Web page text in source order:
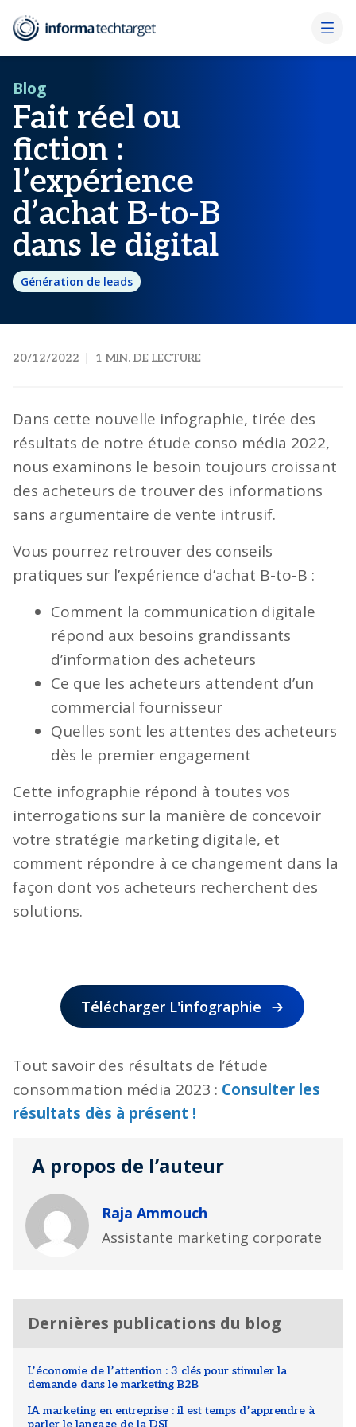
Blog
Fait réel ou
fiction :
l’expérience
d’achat B-to-B
dans le digital
Génération de leads
20/12/2022 1 MIN. DE LECTURE
Dans cette nouvelle infographie, tirée des
résultats de notre étude conso média 2022,
nous examinons le besoin toujours croissant
des acheteurs de trouver des informations
sans argumentaire de vente intrusif.
Vous pourrez retrouver des conseils
pratiques sur l’expérience d’achat B-to-B :
Comment la communication digitale
répond aux besoins grandissants
d’information des acheteurs
Ce que les acheteurs attendent d’un
commercial fournisseur
Quelles sont les attentes des acheteurs
dès le premier engagement
Cette infographie répond à toutes vos
interrogations sur la manière de concevoir
votre stratégie marketing digitale, et
comment répondre à ce changement dans la
façon dont vos acheteurs recherchent des
solutions.
Télécharger L'infographie
Tout savoir des résultats de l’étude
consommation média 2023 : Consulter les
résultats dès à présent !
A propos de l’auteur
Raja Ammouch
Assistante marketing corporate
Dernières publications du blog
L’économie de l’attention : 3 clés pour stimuler la
demande dans le marketing B2B
IA marketing en entreprise : il est temps d’apprendre à
parler le langage de la DSI